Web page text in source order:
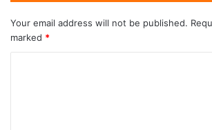
Your email address will not be published.
marked *